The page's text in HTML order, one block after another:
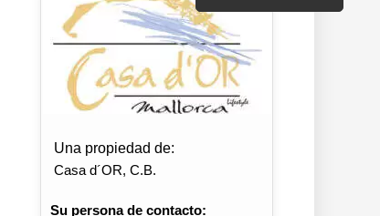
Una propiedad de:
Casa d´OR, C.B.
Su persona de contacto: